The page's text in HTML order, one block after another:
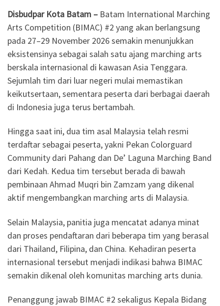
Disbudpar Kota Batam – Batam International Marching
Arts Competition (BIMAC) #2 yang akan berlangsung
pada 27–29 November 2026 semakin menunjukkan
eksistensinya sebagai salah satu ajang marching arts
berskala internasional di kawasan Asia Tenggara.
Sejumlah tim dari luar negeri mulai memastikan
keikutsertaan, sementara peserta dari berbagai daerah
di Indonesia juga terus bertambah.
Hingga saat ini, dua tim asal Malaysia telah resmi
terdaftar sebagai peserta, yakni Pekan Colorguard
Community dari Pahang dan De’ Laguna Marching Band
dari Kedah. Kedua tim tersebut berada di bawah
pembinaan Ahmad Muqri bin Zamzam yang dikenal
aktif mengembangkan marching arts di Malaysia.
Selain Malaysia, panitia juga mencatat adanya minat
dan proses pendaftaran dari beberapa tim yang berasal
dari Thailand, Filipina, dan China. Kehadiran peserta
internasional tersebut menjadi indikasi bahwa BIMAC
semakin dikenal oleh komunitas marching arts dunia.
Penanggung jawab BIMAC #2 sekaligus Kepala Bidang